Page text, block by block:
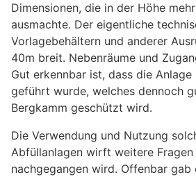
Dimensionen, die in der Höhe
ausmachte. Der eigentliche
Vorlagebehältern und anderer
40m breit. Nebenräume und
Gut erkennbar ist, dass die
geführt wurde, welches dennoch
Bergkamm geschützt wird.
Die Verwendung und Nutzung
Abfüllanlagen wirft weitere
nachgegangen wird. Offenbar gab